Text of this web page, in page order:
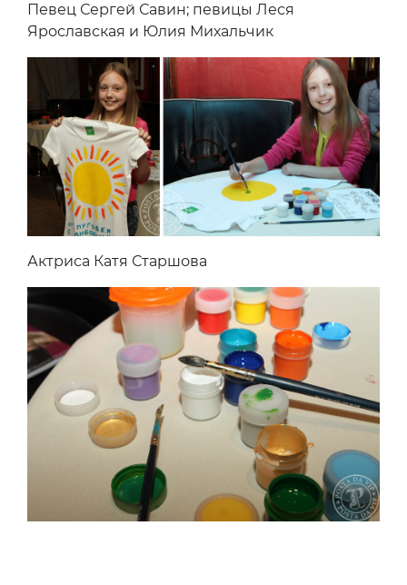
Певец Сергей Савин; певицы Леся
Ярославская и Юлия Михальчик
Актриса Катя Старшова